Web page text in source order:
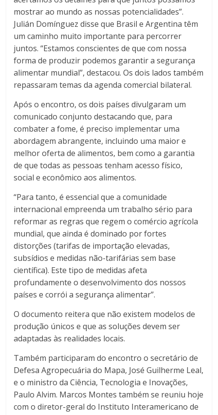
mostrar ao mundo as nossas potencialidades”.
Julián Domínguez disse que Brasil e Argentina têm
um caminho muito importante para percorrer
juntos. “Estamos conscientes de que com nossa
forma de produzir podemos garantir a segurança
alimentar mundial”, destacou. Os dois lados também
repassaram temas da agenda comercial bilateral.
Após o encontro, os dois países divulgaram um
comunicado conjunto destacando que, para
combater a fome, é preciso implementar uma
abordagem abrangente, incluindo uma maior e
melhor oferta de alimentos, bem como a garantia
de que todas as pessoas tenham acesso físico,
social e econômico aos alimentos.
“Para tanto, é essencial que a comunidade
internacional empreenda um trabalho sério para
reformar as regras que regem o comércio agrícola
mundial, que ainda é dominado por fortes
distorções (tarifas de importação elevadas,
subsídios e medidas não-tarifárias sem base
científica). Este tipo de medidas afeta
profundamente o desenvolvimento dos nossos
países e corrói a segurança alimentar”.
O documento reitera que não existem modelos de
produção únicos e que as soluções devem ser
adaptadas às realidades locais.
Também participaram do encontro o secretário de
Defesa Agropecuária do Mapa, José Guilherme Leal,
e o ministro da Ciência, Tecnologia e Inovações,
Paulo Alvim. Marcos Montes também se reuniu hoje
com o diretor-geral do Instituto Interamericano de